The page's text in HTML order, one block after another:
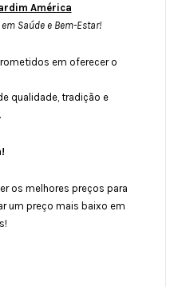
América
Saúde e Bem-Estar!
em oferecer o
qualidade, tradição e
os melhores preços para
um preço mais baixo em